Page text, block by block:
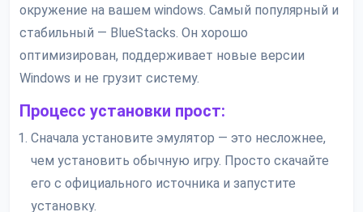
окружение на вашем windows. Самый популярный и
стабильный — BlueStacks. Он хорошо
оптимизирован, поддерживает новые версии
Windows и не грузит систему.
Процесс установки прост:
Сначала установите эмулятор — это несложнее,
чем установить обычную игру. Просто скачайте
его с официального источника и запустите
установку.